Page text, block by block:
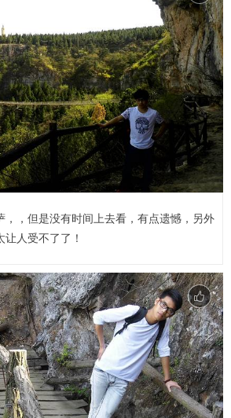
，，但是没有时间上去看，有点遗憾，另外
人受不了了！